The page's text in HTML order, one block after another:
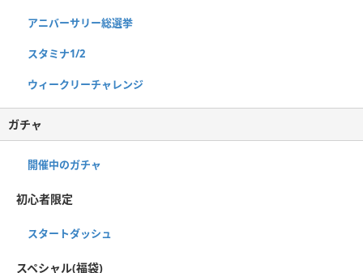
アニバーサリー総選挙
スタミナ1/2
ウィークリーチャレンジ
ガチャ
開催中のガチャ
初心者限定
スタートダッシュ
スペシャル(福袋)